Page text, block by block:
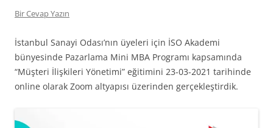
Bir Cevap Yazın
İstanbul Sanayi Odası’nın üyeleri için İSO Akademi
bünyesinde Pazarlama Mini MBA Programı kapsamında
“Müşteri İlişkileri Yönetimi” eğitimini 23-03-2021 tarihinde
online olarak Zoom altyapısı üzerinden gerçekleştirdik.